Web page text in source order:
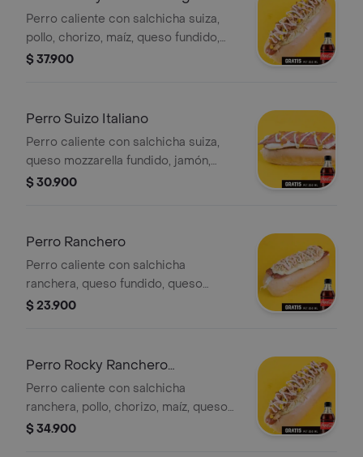
Perro caliente con salchicha suiza,
pollo, chorizo, maíz, queso fundido,
salsas de la casa. Incluye Coca-Cola
$ 37.900
Perro Suizo Italiano
Perro caliente con salchicha suiza,
queso mozzarella fundido, jamón,
salsas de la casa y Coca-Cola Zero
$ 30.900
Perro Ranchero
Perro caliente con salchicha
ranchera, queso fundido, queso
costeño, papa chongo y salsas de la
$ 23.900
Perro Rocky Ranchero
Recargado
Perro caliente con salchicha
ranchera, pollo, chorizo, maíz, queso
fundido, salsas de la casa y Coca-
$ 34.900